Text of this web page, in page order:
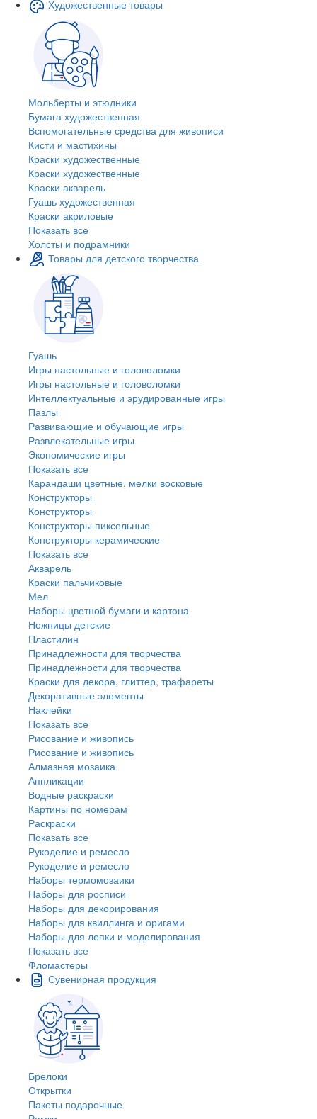
Художественные товары
Мольберты и этюдники
Бумага художественная
Вспомогательные средства для живописи
Кисти и мастихины
Краски художественные
Краски художественные
Краски акварель
Гуашь художественная
Краски акриловые
Показать все
Холсты и подрамники
Товары для детского творчества
Гуашь
Игры настольные и головоломки
Игры настольные и головоломки
Интеллектуальные и эрудированные игры
Пазлы
Развивающие и обучающие игры
Развлекательные игры
Экономические игры
Показать все
Карандаши цветные, мелки восковые
Конструкторы
Конструкторы
Конструкторы пиксельные
Конструкторы керамические
Показать все
Акварель
Краски пальчиковые
Мел
Наборы цветной бумаги и картона
Ножницы детские
Пластилин
Принадлежности для творчества
Принадлежности для творчества
Краски для декора, глиттер, трафареты
Декоративные элементы
Наклейки
Показать все
Рисование и живопись
Рисование и живопись
Алмазная мозаика
Аппликации
Водные раскраски
Картины по номерам
Раскраски
Показать все
Рукоделие и ремесло
Рукоделие и ремесло
Наборы термомозаики
Наборы для росписи
Наборы для декорирования
Наборы для квиллинга и оригами
Наборы для лепки и моделирования
Показать все
Фломастеры
Сувенирная продукция
Брелоки
Открытки
Пакеты подарочные